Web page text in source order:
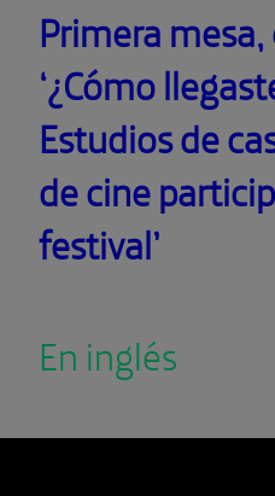
Primera
‘¿Cómo
Estudios de
de cine
festival’
En inglés